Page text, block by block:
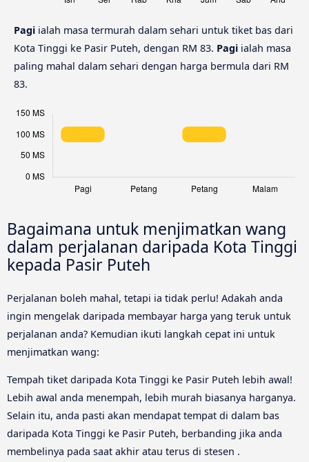
Pagi ialah masa termurah dalam sehari untuk tiket bas dari
Kota Tinggi ke Pasir Puteh, dengan RM 83. Pagi ialah masa
paling mahal dalam sehari dengan harga bermula dari RM
83.
Bagaimana untuk menjimatkan wang
dalam perjalanan daripada Kota Tinggi
kepada Pasir Puteh
Perjalanan boleh mahal, tetapi ia tidak perlu! Adakah anda
ingin mengelak daripada membayar harga yang teruk untuk
perjalanan anda? Kemudian ikuti langkah cepat ini untuk
menjimatkan wang:
Tempah tiket daripada Kota Tinggi ke Pasir Puteh lebih awal!
Lebih awal anda menempah, lebih murah biasanya harganya.
Selain itu, anda pasti akan mendapat tempat di dalam bas
daripada Kota Tinggi ke Pasir Puteh, berbanding jika anda
membelinya pada saat akhir atau terus di stesen .